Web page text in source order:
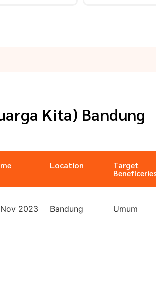
Kita) Bandung
Location Target
2023 Bandung Umum